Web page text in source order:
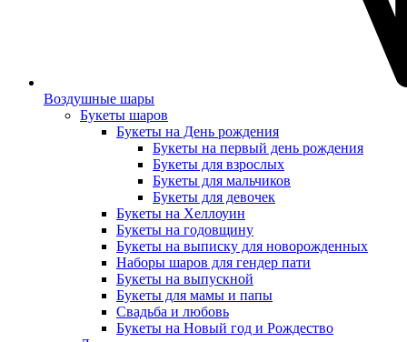
Воздушные шары
Букеты шаров
Букеты на День рождения
Букеты на первый день рождения
Букеты для взрослых
Букеты для мальчиков
Букеты для девочек
Букеты на Хеллоуин
Букеты на годовщину
Букеты на выписку для новорожденных
Наборы шаров для гендер пати
Букеты на выпускной
Букеты для мамы и папы
Свадьба и любовь
Букеты на Новый год и Рождество